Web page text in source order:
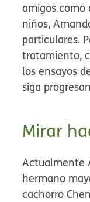
amigos
niños,
particulares.
tratamiento,
los ensayos
siga
Mirar
Actualmente
hermano
cachorro